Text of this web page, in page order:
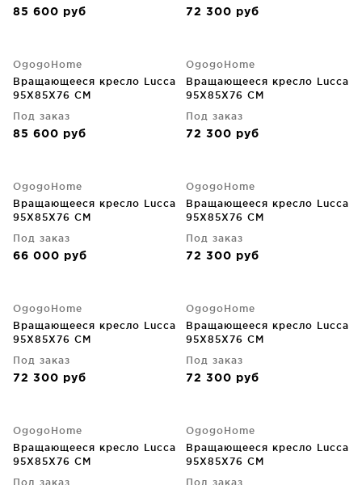
85 600 руб 72 300 руб
OgogoHome
Вращающееся кресло Lucca
95X85X76 CM
Под заказ
85 600 руб
OgogoHome
Вращающееся кресло Lucca
95X85X76 CM
Под заказ
72 300 руб
OgogoHome
Вращающееся кресло Lucca
95X85X76 CM
Под заказ
66 000 руб
OgogoHome
Вращающееся кресло Lucca
95X85X76 CM
Под заказ
72 300 руб
OgogoHome
Вращающееся кресло Lucca
95X85X76 CM
Под заказ
72 300 руб
OgogoHome
Вращающееся кресло Lucca
95X85X76 CM
Под заказ
72 300 руб
OgogoHome
Вращающееся кресло Lucca
95X85X76 CM
Под заказ
OgogoHome
Вращающееся кресло Lucca
95X85X76 CM
Под заказ